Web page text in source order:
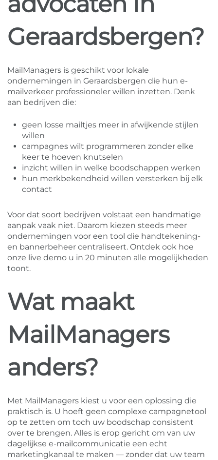
Geraardsbergen?
MailManagers is geschikt voor lokale
ondernemingen in Geraardsbergen die hun e-
mailverkeer professioneler willen inzetten. Denk
aan bedrijven die:
geen losse mailtjes meer in afwijkende stijlen
willen
campagnes wilt programmeren zonder elke
keer te hoeven knutselen
inzicht willen in welke boodschappen werken
hun merkbekendheid willen versterken bij elk
contact
Voor dat soort bedrijven volstaat een handmatige
aanpak vaak niet. Daarom kiezen steeds meer
ondernemingen voor een tool die handtekening-
en bannerbeheer centraliseert. Ontdek ook hoe
onze live demo u in 20 minuten alle mogelijkheden
toont.
Wat maakt
MailManagers
anders?
Met MailManagers kiest u voor een oplossing die
praktisch is. U hoeft geen complexe campagnetool
op te zetten om toch uw boodschap consistent
over te brengen. Alles is erop gericht om van uw
dagelijkse e-mailcommunicatie een echt
marketingkanaal te maken — zonder dat uw team